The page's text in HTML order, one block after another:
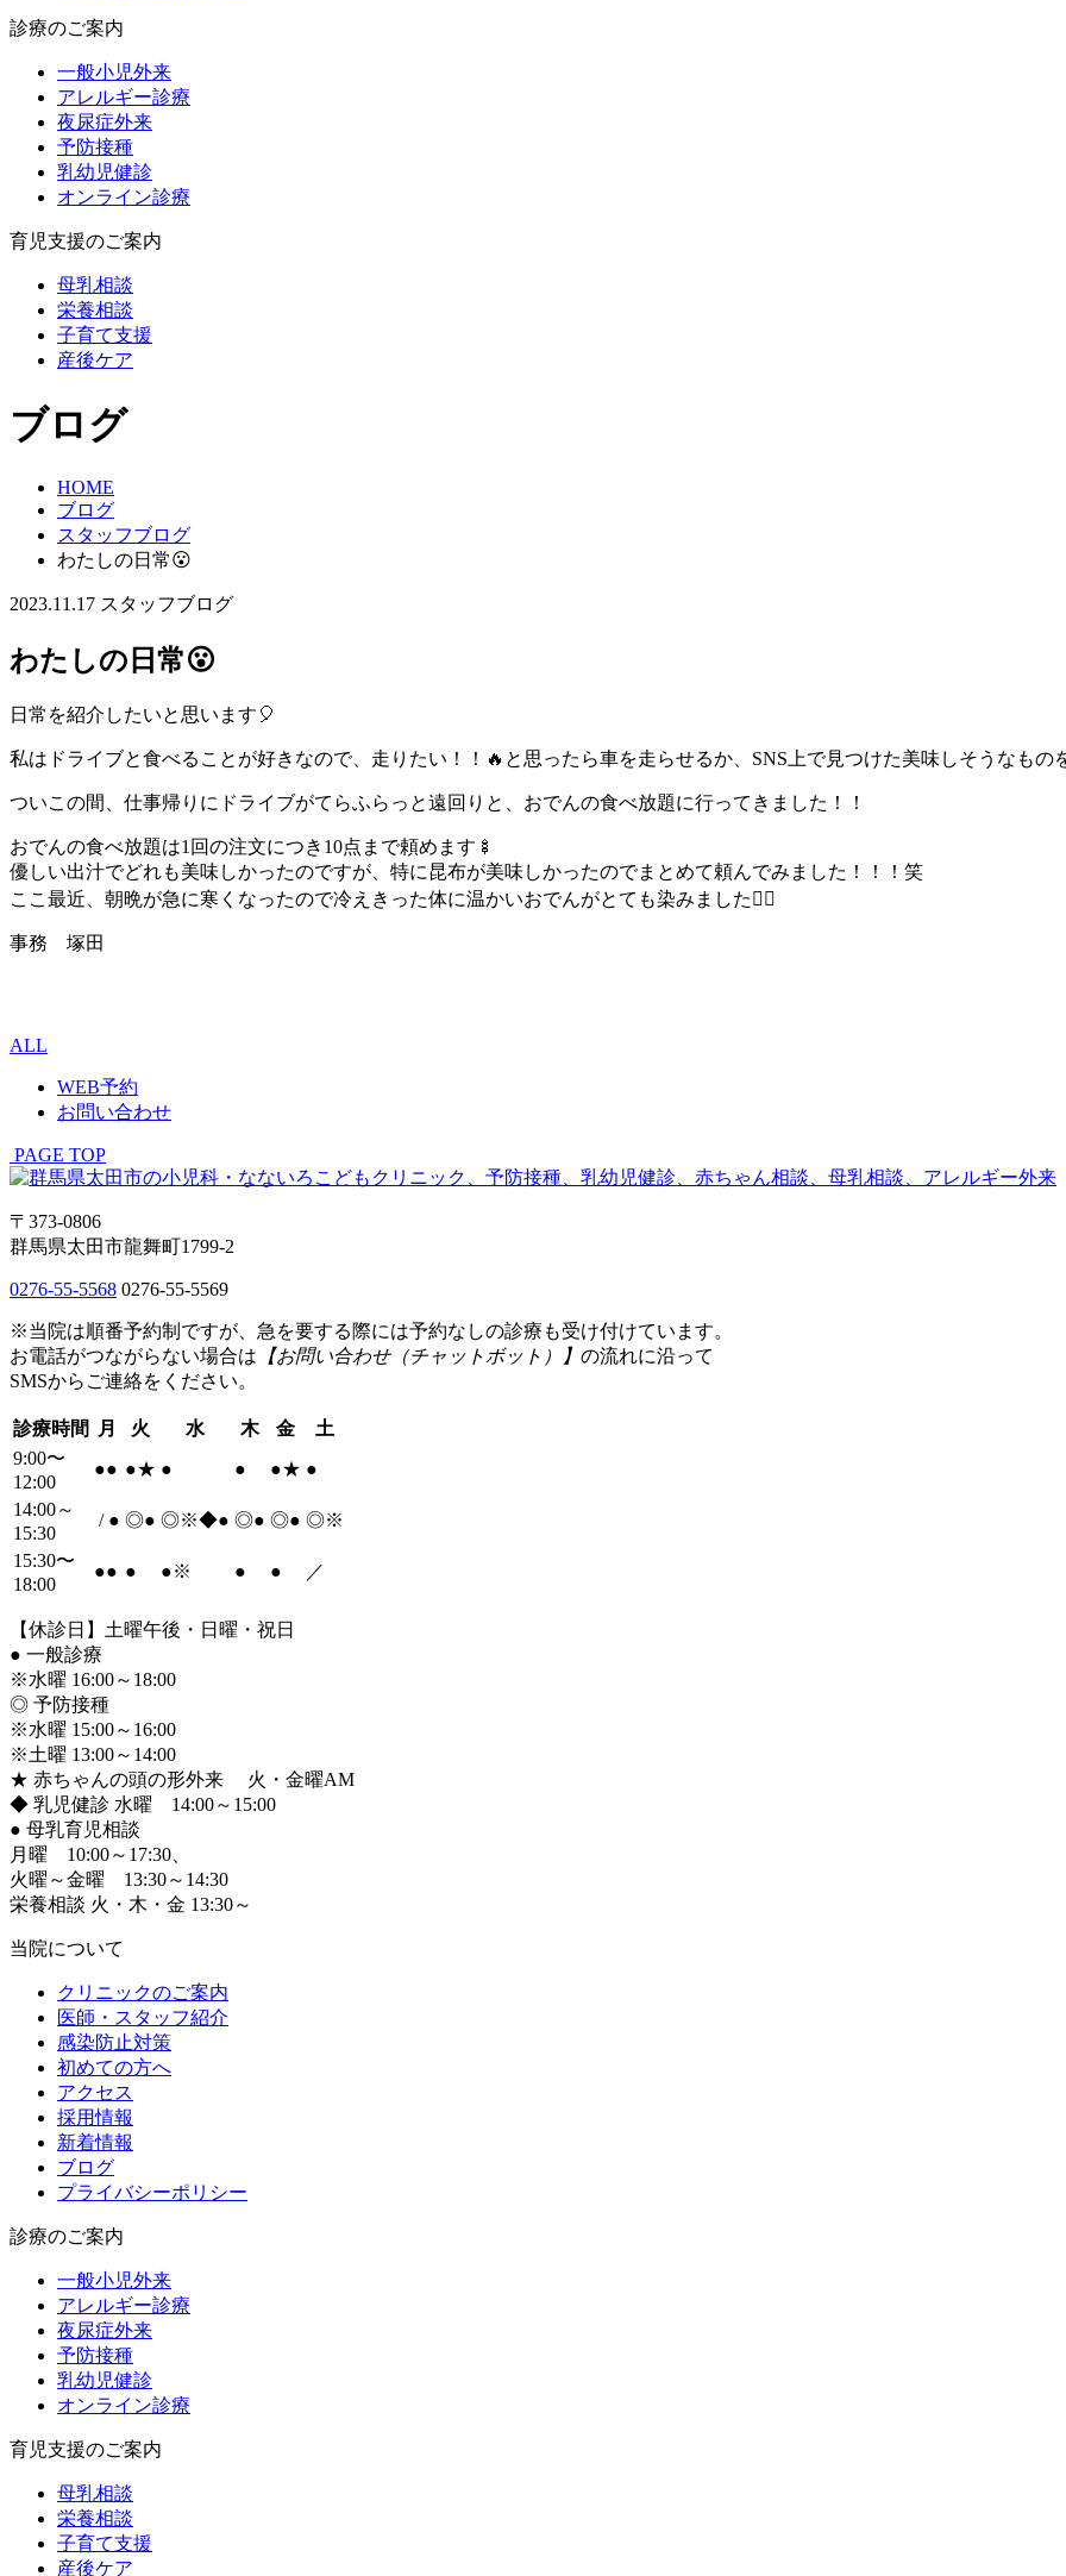
診療のご案内
一般小児外来
アレルギー診療
夜尿症外来
予防接種
乳幼児健診
オンライン診療
育児支援のご案内
母乳相談
栄養相談
子育て支援
産後ケア
ブログ
HOME
ブログ
スタッフブログ
わたしの日常😮
2023.11.17 スタッフブログ
わたしの日常😮
日常を紹介したいと思います🎈
私はドライブと食べることが好きなので、走りたい！！🔥と思ったら車を走らせるか、SNS上で見つけた美味しそうなもの
ついこの間、仕事帰りにドライブがてらふらっと遠回りと、おでんの食べ放題に行ってきました！！
おでんの食べ放題は1回の注文につき10点まで頼めます🍢
優しい出汁でどれも美味しかったのですが、特に昆布が美味しかったのでまとめて頼んでみました！！！笑
ここ最近、朝晩が急に寒くなったので冷えきった体に温かいおでんがとても染みました😮‍💨
事務 塚田
ALL
WEB予約
お問い合わせ
PAGE TOP
〒373-0806
群馬県太田市龍舞町1799-2
0276-55-5568 0276-55-5569
※当院は順番予約制ですが、急を要する際には予約なしの診療も受け付けています。
お電話がつながらない場合は 【お問い合わせ（チャットボット）】 の流れに沿って
SMSからご連絡をください。
診療時間 月 火 水 木 金
土
9:00〜
12:00
●● ●★ ● ● ●★ ●
14:00～
15:30
/ ● ◎● ◎※◆● ◎● ◎● ◎※
15:30〜
18:00
●● ● ●※ ● ● ／
【休診日】土曜午後・日曜・祝日
● 一般診療
※水曜 16:00～18:00
◎ 予防接種
※水曜 15:00～16:00
※土曜 13:00～14:00
★ 赤ちゃんの頭の形外来 火・金曜AM
◆ 乳児健診 水曜 14:00～15:00
● 母乳育児相談
月曜 10:00～17:30、
火曜～金曜 13:30～14:30
栄養相談 火・木・金 13:30～
当院について
クリニックのご案内
医師・スタッフ紹介
感染防止対策
初めての方へ
アクセス
採用情報
新着情報
ブログ
プライバシーポリシー
診療のご案内
一般小児外来
アレルギー診療
夜尿症外来
予防接種
乳幼児健診
オンライン診療
育児支援のご案内
母乳相談
栄養相談
子育て支援
産後ケア